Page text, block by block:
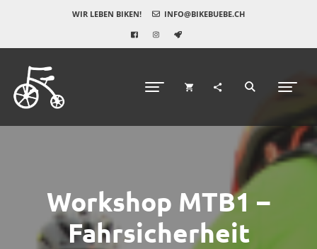
WIR LEBEN BIKEN! INFO@BIKEBUEBE.CH
Workshop MTB1 –
Fahrsicherheit